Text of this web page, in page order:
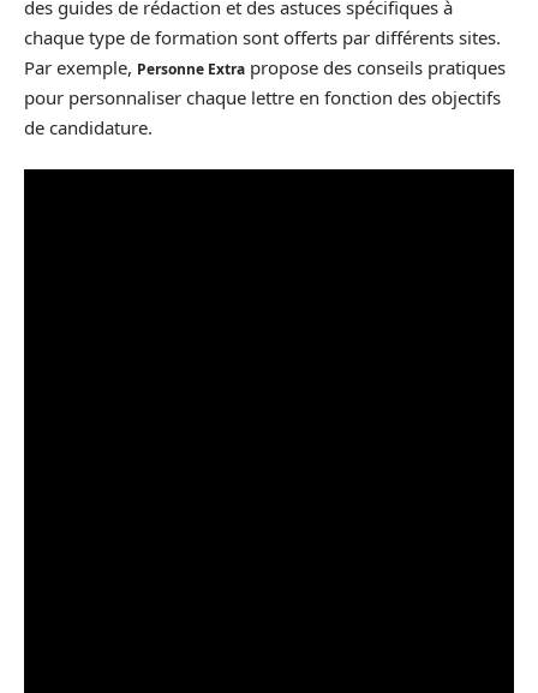
des guides de rédaction et des astuces spécifiques à
chaque type de formation sont offerts par différents sites.
Par exemple, Personne Extra propose des conseils pratiques
pour personnaliser chaque lettre en fonction des objectifs
de candidature.